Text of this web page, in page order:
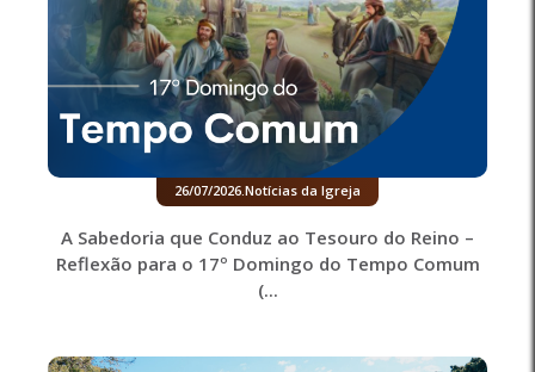
26/07/2026.Notícias da Igreja
A Sabedoria que Conduz ao Tesouro do Reino –
Reflexão para o 17º Domingo do Tempo Comum
(...